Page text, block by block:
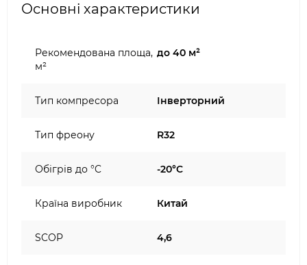
Основні характеристики
Рекомендована площа,
м²
до 40 м²
Тип компресора Інверторний
Тип фреону R32
Обігрів до °C -20°C
Країна виробник Китай
SCOP 4,6